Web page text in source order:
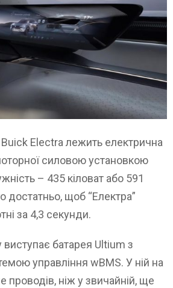
Buick Electra лежить електрична
силовою установкою
– 435 кіловат або 591
достатньо, щоб “Електра”
за 4,3 секунди.
батарея Ultium з
управління wBMS. У ній на
проводів, ніж у звичайній, ще